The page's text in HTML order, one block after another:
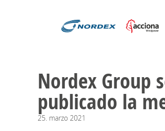
Nordex Group
publicado la
25. marzo 2021